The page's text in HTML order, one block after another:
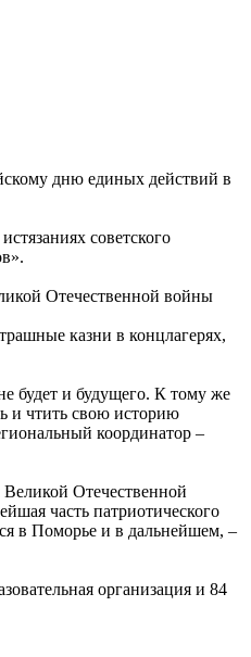
дню единых действий в
советского
Отечественной войны
казни в концлагерях,
будет и будущего. К тому же
и чтить свою историю
координатор –
Отечественной
часть патриотического
в Поморье и в дальнейшем, –
организация и 84